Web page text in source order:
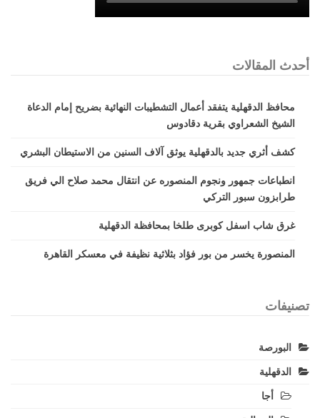
أحدث المقالات
محافظ الدقهلية يتفقد أعمال التشطيبات النهائية بضريح إمام الدعاة
الشيخ الشعراوي بقرية دقادوس
كشف أثري جديد بالدقهلية يوثق آلاف السنين من الاستيطان البشري
انطباعات جمهور ونجوم المنصوره عن انتقال محمد صلاح الي فريق
طرابزون سبور التركي
غرق شاب اسفل كوبرى طلخا بمحافظة الدقهلية
المنصورة يخسر من بور فؤاد بثلاثية نظيفة في معسكر القاهرة
تصنيفات
البورصة
الدقهلية
أجا